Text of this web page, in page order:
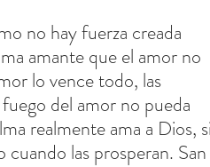
no hay fuerza creada
amante que el amor no
lo vence todo, las
del amor no pueda
realmente ama a Dios, si
cuando las prosperan. San